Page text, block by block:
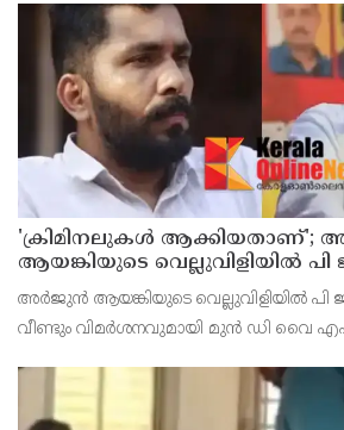
'ക്രിമിനലുകള്‍ ആക്കിയതാണ്';
ആയങ്കിയുടെ വെല്ലുവിളിയിൽ
വിമർശിച്ച് മനുതോമസ്
അർജുൻ ആയങ്കിയുടെ വെല്ലുവിളിയിൽ പി
വീണ്ടും വിമർശനവുമായി മുൻ ഡി വൈ
കൊണ്ടുള്ള ഒരു ഫേസ്ബുക്ക് കുറിപ്പാണ്